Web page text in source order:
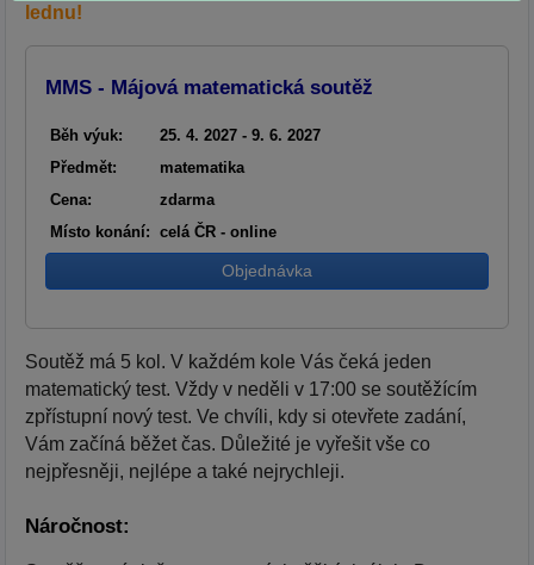
lednu!
Soutěž má 5 kol. V každém kole Vás čeká jeden
matematický test. Vždy v neděli v 17:00 se soutěžícím
zpřístupní nový test. Ve chvíli, kdy si otevřete zadání,
Vám začíná běžet čas. Důležité je vyřešit vše co
nejpřesněji, nejlépe a také nejrychleji.
Náročnost:
MMS - Májová matematická soutěž
Běh výuk:
25. 4. 2027 - 9. 6. 2027
Předmět:
matematika
Cena:
zdarma
Místo konání: celá ČR - online
Objednávka